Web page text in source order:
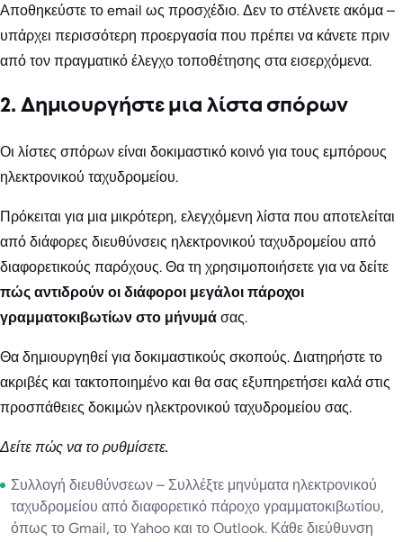
Αποθηκεύστε το email ως προσχέδιο. Δεν το στέλνετε ακόμα –
υπάρχει περισσότερη προεργασία που πρέπει να κάνετε πριν
από τον πραγματικό έλεγχο τοποθέτησης στα εισερχόμενα.
2. Δημιουργήστε μια λίστα σπόρων
Οι λίστες σπόρων είναι δοκιμαστικό κοινό για τους εμπόρους
ηλεκτρονικού ταχυδρομείου.
Πρόκειται για μια μικρότερη, ελεγχόμενη λίστα που αποτελείται
από διάφορες διευθύνσεις ηλεκτρονικού ταχυδρομείου από
διαφορετικούς παρόχους. Θα τη χρησιμοποιήσετε για να δείτε
πώς αντιδρούν οι διάφοροι μεγάλοι πάροχοι
γραμματοκιβωτίων στο μήνυμά σας.
Θα δημιουργηθεί για δοκιμαστικούς σκοπούς. Διατηρήστε το
ακριβές και τακτοποιημένο και θα σας εξυπηρετήσει καλά στις
προσπάθειες δοκιμών ηλεκτρονικού ταχυδρομείου σας.
Δείτε πώς να το ρυθμίσετε.
Συλλογή διευθύνσεων – Συλλέξτε μηνύματα ηλεκτρονικού
ταχυδρομείου από διαφορετικό πάροχο γραμματοκιβωτίου,
όπως το Gmail, το Yahoo και το Outlook. Κάθε διεύθυνση